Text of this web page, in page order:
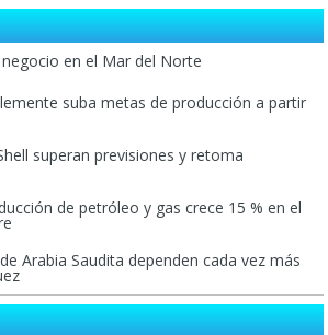
en el Mar del Norte
suba metas de producción a partir
superan previsiones y retoma
de petróleo y gas crece 15 % en el
Arabia Saudita dependen cada vez más